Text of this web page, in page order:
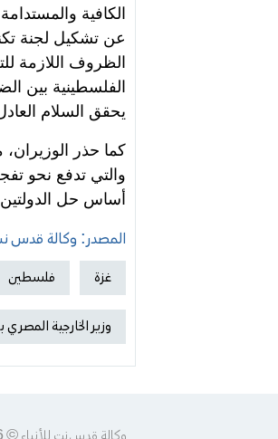
الكافية
عن تشكيل لجنة
الظروف اللازمة
الفلسطينية بين
يحقق السلام
كما حذر الوزيران،
والتي تدفع نحو
أساس حل الدولتين
المصدر: وكالة قدس نت
غزة فلسطين
وزير الخارجية المصري